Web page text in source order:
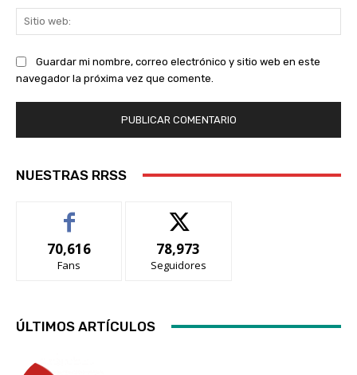
Guardar mi nombre, correo electrónico y sitio web en este
navegador la próxima vez que comente.
NUESTRAS RRSS
70,616
Fans
78,973
Seguidores
ÚLTIMOS ARTÍCULOS